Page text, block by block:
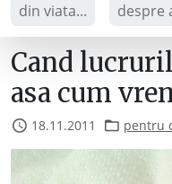
din viata... despre
Cand
asa cum
18.11.2011 pentru